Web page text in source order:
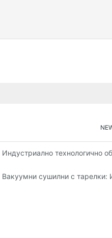
ефективност
Индустриално технологично
вкусовата промишленост
Вакуумни сушилни с тарелки: